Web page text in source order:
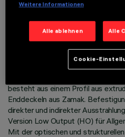
TECHNISCHE DATEN
LETZTES UPDATE: 02.08.2026
besteht aus einem Profil aus
Enddeckeln aus Zamak.
direkter und indirekter
Version Low Output (HO) für
Mit der optischen und
Weitere Informationen
Alle ablehnen Alle
Cookie-